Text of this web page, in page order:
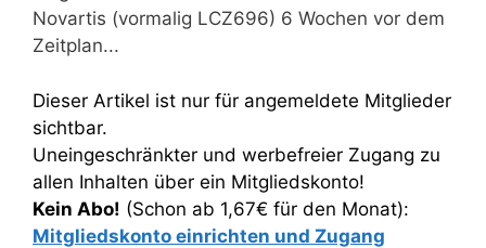
Novartis (vormalig LCZ696) 6 Wochen vor dem
Zeitplan...
Dieser Artikel ist nur für angemeldete Mitglieder
sichtbar.
Uneingeschränkter und werbefreier Zugang zu
allen Inhalten über ein Mitgliedskonto!
Kein Abo! (Schon ab 1,67€ für den Monat):
Mitgliedskonto einrichten und Zugang